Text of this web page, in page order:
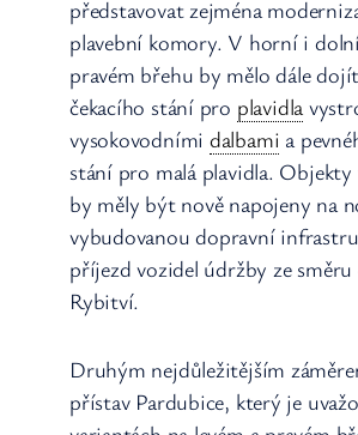
představovat zejména
plavební komory. V horní i
pravém břehu by mělo dále
čekacího stání pro plavidla
vysokovodními dalbami a
stání pro malá plavidla.
by měly být nově napojeny na
vybudovanou dopravní
příjezd vozidel údržby ze
Rybitví.
Druhým nejdůležitějším
přístav Pardubice, který je